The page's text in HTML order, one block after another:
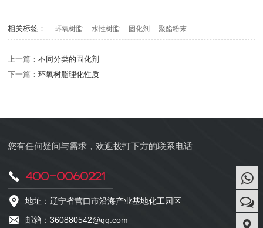
相关标签： 环氧树脂 水性树脂 固化剂 聚酯粉末
上一篇：不同分类的固化剂
下一篇：环氧树脂理化性质
您有任何疑问与需求，欢迎拨打下方的联系电话
400-0060221
地址：辽宁省营口市沿海产业基地化工园区
邮箱：360880542@qq.com